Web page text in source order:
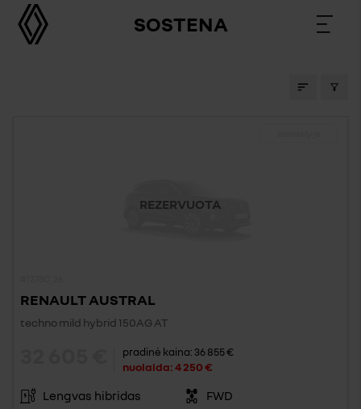
SOSTENA
SANDĖLIO AUTOMOBILIAI
REZERVUOTA
RENAULT AUSTRAL
techno mild hybrid 150AG AT
pradinė kaina: 36 855 €
nuolaida:4 250 €
Lengvas hibridas
FWD